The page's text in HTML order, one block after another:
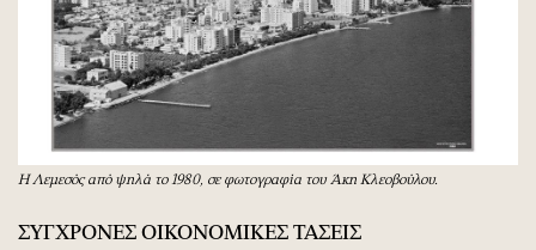
H Λεμεσός από ψηλά το 1980, σε φωτογραφία του Άκη Κλεοβούλου.
ΣΥΓΧΡΟΝΕΣ ΟΙΚΟΝΟΜΙΚΕΣ ΤΑΣΕΙΣ